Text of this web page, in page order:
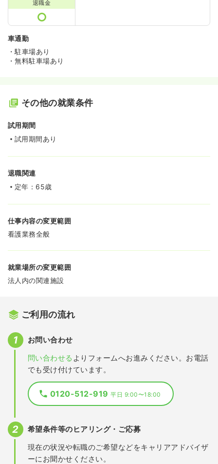
退職金
車通勤
・駐車場あり
・無料駐車場あり
その他の就業条件
試用期間
試用期間あり
退職関連
定年：65歳
仕事内容の変更範囲
看護業務全般
就業場所の変更範囲
法人内の関連施設
ご利用の流れ
お問い合わせ
問い合わせる よりフォームへお進みください。お電話
でも受け付けています。
0120-512-919平日 9:00〜18:00
希望条件等のヒアリング・ご応募
現在の状況や転職のご希望などをキャリアアドバイザ
ーにお聞かせください。